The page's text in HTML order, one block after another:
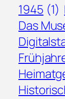
1945 (1)
Das